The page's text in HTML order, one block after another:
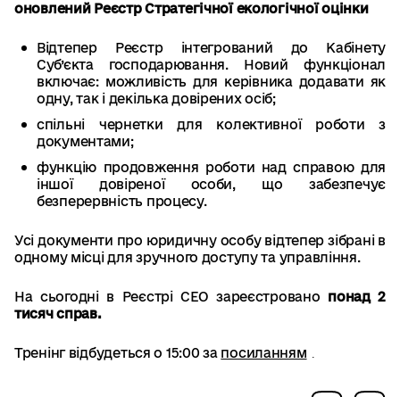
оновлений Реєстр Стратегічної екологічної оцінки
Відтепер Реєстр інтегрований до Кабінету
Суб’єкта господарювання. Новий функціонал
включає: можливість для керівника додавати як
одну, так і декілька довірених осіб;
спільні чернетки для колективної роботи з
документами;
функцію продовження роботи над справою для
іншої довіреної особи, що забезпечує
безперервність процесу.
Усі документи про юридичну особу відтепер зібрані в
одному місці для зручного доступу та управління.
На сьогодні в Реєстрі СЕО зареєстровано понад 2
тисяч справ.
Тренінг відбудеться о 15:00 за посиланням .